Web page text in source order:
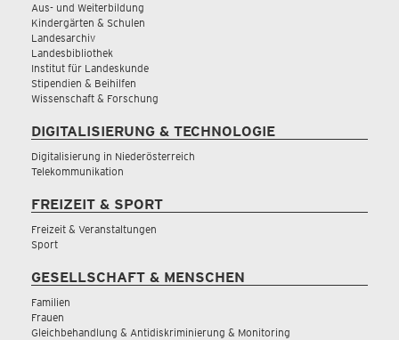
Aus- und Weiterbildung
Kindergärten & Schulen
Landesarchiv
Landesbibliothek
Institut für Landeskunde
Stipendien & Beihilfen
Wissenschaft & Forschung
DIGITALISIERUNG & TECHNOLOGIE
Digitalisierung in Niederösterreich
Telekommunikation
FREIZEIT & SPORT
Freizeit & Veranstaltungen
Sport
GESELLSCHAFT & MENSCHEN
Familien
Frauen
Gleichbehandlung & Antidiskriminierung & Monitoring